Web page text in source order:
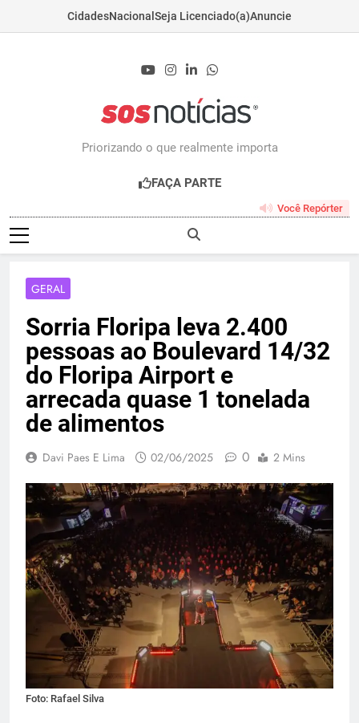
CidadesNacional Seja Licenciado(a)Anuncie
Priorizando o que realmente importa
FAÇA PARTE
Você Repórter
GERAL
Sorria Floripa leva 2.400
pessoas ao Boulevard 14/32
do Floripa Airport e
arrecada quase 1 tonelada
de alimentos
Davi Paes E Lima 02/06/2025 0 2 Mins
Foto: Rafael Silva